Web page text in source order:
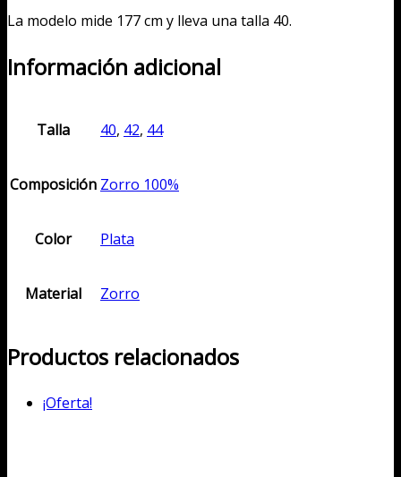
cantidad
La modelo mide 177 cm y lleva una talla 40.
Información adicional
Talla 40, 42, 44
Composición Zorro 100%
Color Plata
Material Zorro
Productos relacionados
¡Oferta!